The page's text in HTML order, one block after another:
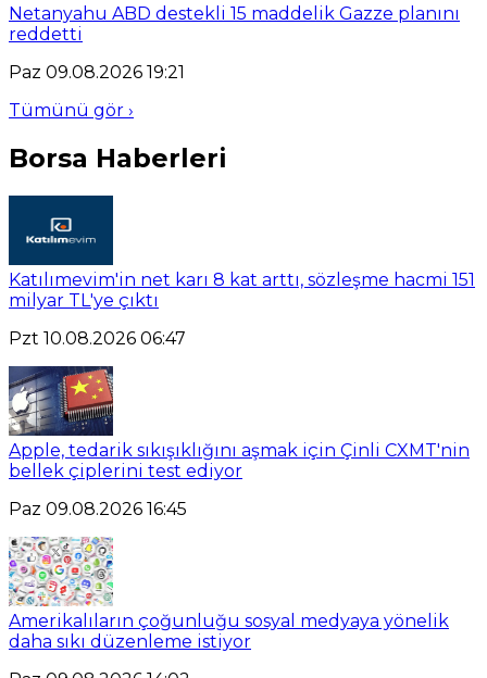
Netanyahu ABD destekli 15 maddelik Gazze planını
reddetti
Paz 09.08.2026 19:21
Tümünü gör ›
Borsa Haberleri
Katılımevim'in net karı 8 kat arttı, sözleşme hacmi 151
milyar TL'ye çıktı
Pzt 10.08.2026 06:47
Apple, tedarik sıkışıklığını aşmak için Çinli CXMT'nin
bellek çiplerini test ediyor
Paz 09.08.2026 16:45
Amerikalıların çoğunluğu sosyal medyaya yönelik
daha sıkı düzenleme istiyor